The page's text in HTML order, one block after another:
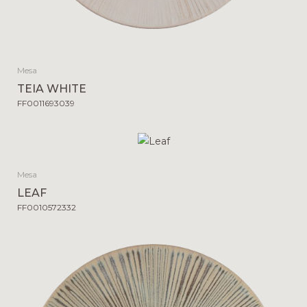
Mesa
TEIA WHITE
FF0011693039
Mesa
LEAF
FF0010572332